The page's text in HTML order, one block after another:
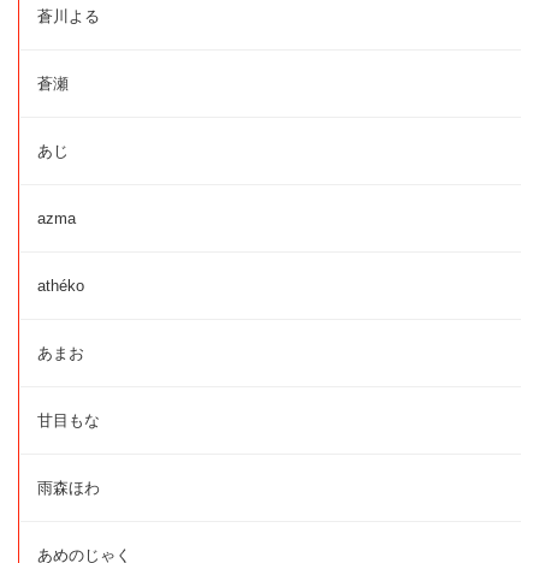
蒼川よる
蒼瀬
あじ
azma
athéko
あまお
甘目もな
雨森ほわ
あめのじゃく